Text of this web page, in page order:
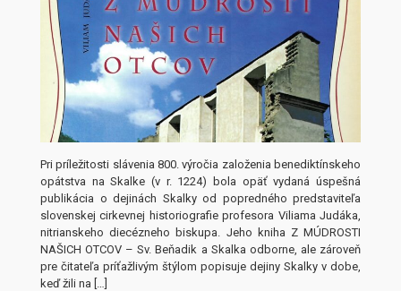
Pri príležitosti slávenia 800. výročia založenia benediktínskeho
opátstva na Skalke (v r. 1224) bola opäť vydaná úspešná
publikácia o dejinách Skalky od popredného predstaviteľa
slovenskej cirkevnej historiografie profesora Viliama Judáka,
nitrianskeho diecézneho biskupa. Jeho kniha Z MÚDROSTI
NAŠICH OTCOV – Sv. Beňadik a Skalka odborne, ale zároveň
pre čitateľa príťažlivým štýlom popisuje dejiny Skalky v dobe,
keď žili na […]